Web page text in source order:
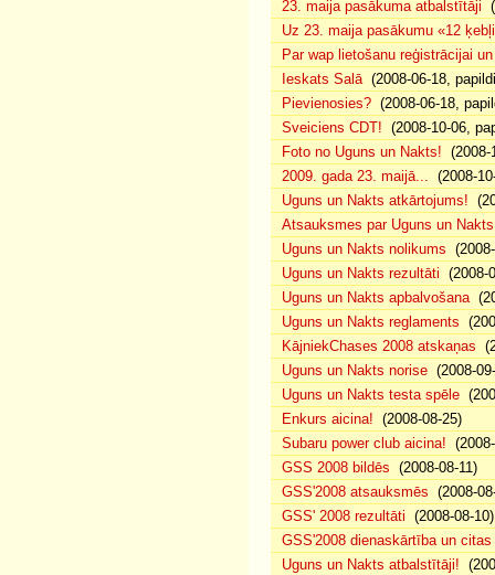
23. maija pasākuma atbalstītāji
Uz 23. maija pasākumu «12
Par wap lietošanu reģistrācijai
Ieskats Salā(2008-06-18,
Pievienosies? (2008-06-18,
Sveiciens CDT! (2008-10-06,
Foto no Uguns un Nakts! (2008-
2009. gada 23. maijā... (2008-
Uguns un Nakts atkārtojums!
Atsauksmes par Uguns un Nakts
Uguns un Nakts nolikums
Uguns un Nakts rezultāti (2008-
Uguns un Nakts apbalvošana
Uguns un Nakts reglaments
KājniekChases 2008 atskaņas
Uguns un Nakts norise (2008-
Uguns un Nakts testa spēle
Enkurs aicina! (2008-08-25)
Subaru power club aicina!
GSS 2008 bildēs (2008-08-11)
GSS'2008 atsauksmēs (2008-
GSS' 2008 rezultāti (2008-08-10)
GSS'2008 dienaskārtība un
Uguns un Nakts atbalstītāji!